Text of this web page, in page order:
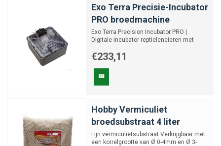
Exo Terra Precisie-Incubator
PRO broedmachine
Exo Terra Precision Incubator PRO |
Digitale incubator reptieleneieren met
€233,11
Hobby Vermiculiet
broedsubstraat 4 liter
Fijn vermiculietsubstraat Verkrijgbaar met
een korrelgrootte van Ø 0-4mm en Ø 3-